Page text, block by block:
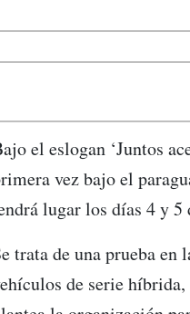
el eslogan ‘Juntos
vez bajo el
lugar los días 4 y 5
trata de una prueba en
de serie